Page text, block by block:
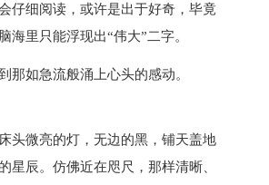
仔细阅读，或许是出于好奇，毕竟
里只能浮现出“伟大”二字。
那如急流般涌上心头的感动。
头微亮的灯，无边的黑，铺天盖地
辰。仿佛近在咫尺，那样清晰、